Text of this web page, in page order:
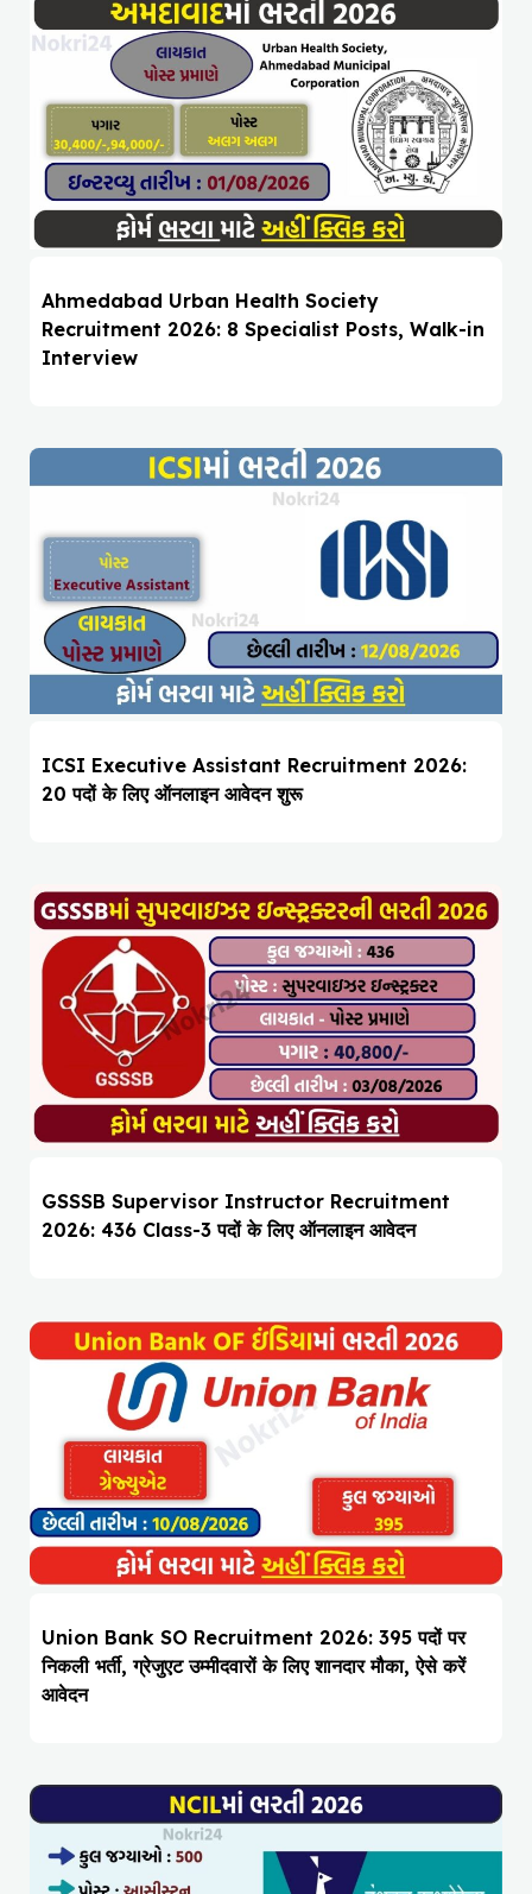
Ahmedabad Urban Health Society
Recruitment 2026: 8 Specialist Posts, Walk-in
Interview
ICSI Executive Assistant Recruitment 2026:
20 पदों के लिए ऑनलाइन आवेदन शुरू
GSSSB Supervisor Instructor Recruitment
2026: 436 Class-3 पदों के लिए ऑनलाइन आवेदन
Union Bank SO Recruitment 2026: 395 पदों पर
निकली भर्ती, ग्रेजुएट उम्मीदवारों के लिए शानदार मौका, ऐसे करें
आवेदन